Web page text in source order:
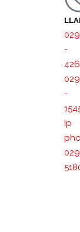
-
-
Ip